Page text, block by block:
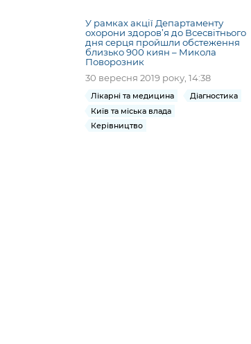
У рамках акції Департаменту
охорони здоров’я до Всесвітнього
дня серця пройшли обстеження
близько 900 киян – Микола
Поворозник
30 вересня 2019 року, 14:38
Лікарні та медицина
Діагностика
Київ та міська влада
Керівництво